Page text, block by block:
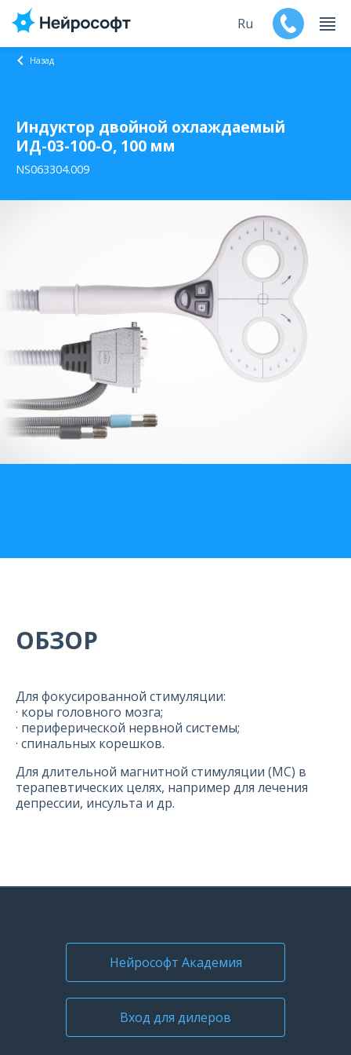
Продукты
Контакты
Обучение
Дилеры
О компании
Ru
Назад
Индуктор двойной охлаждаемый
ИД-03-100-О, 100 мм
NS063304.009
ОБЗОР
Для фокусированной стимуляции:
· коры головного мозга;
· периферической нервной системы;
· спинальных корешков.
Для длительной магнитной стимуляции (МС) в
терапевтических целях, например для лечения
депрессии, инсульта и др.
Нейрософт Академия
Вход для дилеров